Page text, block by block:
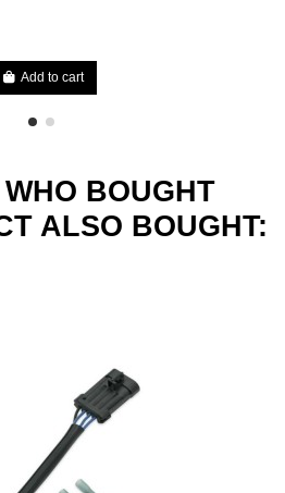
Add to cart
BOUGHT
ALSO BOUGHT: